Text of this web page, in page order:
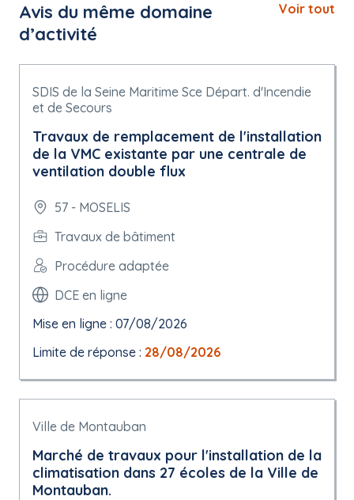
Avis du même domaine
d’activité
Voir tout
SDIS de la Seine Maritime Sce Départ. d'Incendie
et de Secours
Travaux de remplacement de l'installation
de la VMC existante par une centrale de
ventilation double flux
57 - MOSELIS
Travaux de bâtiment
Procédure adaptée
DCE en ligne
Mise en ligne : 07/08/2026
Limite de réponse : 28/08/2026
Ville de Montauban
Marché de travaux pour l'installation de la
climatisation dans 27 écoles de la Ville de
Montauban.